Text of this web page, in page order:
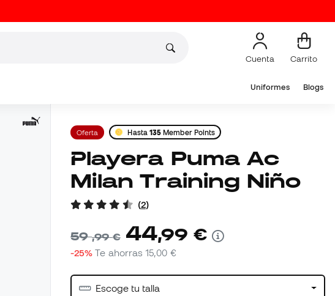
Cuenta Carrito
Uniformes Blogs
Oferta Hasta 135 Member Points
Playera Puma Ac
Milan Training Niño
(2)
59,99 € 44,99 €
-25% Te ahorras15,00 €
Escoge tu talla